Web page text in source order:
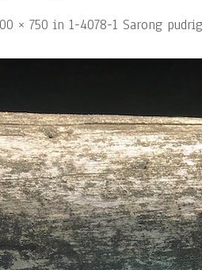
× 750 in 1-4078-1 Sarong